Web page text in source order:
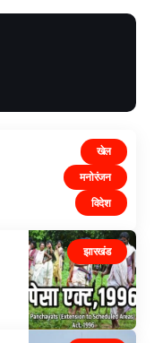
खेल
मनोरंजन
विदेश
झारखंड